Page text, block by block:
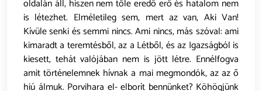
oldalán áll, hiszen nem tőle eredő erő és hatalom nem
is létezhet. Elméletileg sem, mert az van, Aki Van!
Kívüle senki és semmi nincs. Ami nincs, más szóval: ami
kimaradt a teremtésből, az a Létből, és az Igazságból is
kiesett, tehát valójában nem is jött létre. Ennélfogva
amit történelemnek hívnak a mai megmondók, az az ő
hiú álmuk. Porvihara el- elborít bennünket? Köhögjünk